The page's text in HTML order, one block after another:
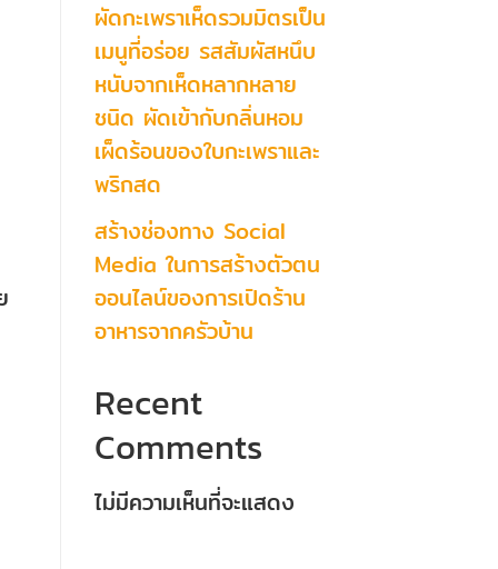
ผัดกะเพราเห็ดรวมมิตรเป็น
เมนูที่อร่อย รสสัมผัสหนึบ
หนับจากเห็ดหลากหลาย
ชนิด ผัดเข้ากับกลิ่นหอม
เผ็ดร้อนของใบกะเพราและ
พริกสด
สร้างช่องทาง Social
Media ในการสร้างตัวตน
ออนไลน์ของการเปิดร้าน
อาหารจากครัวบ้าน
Recent
Comments
ไม่มีความเห็นที่จะแสดง